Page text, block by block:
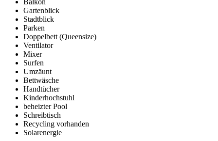
Gartenblick
Stadtblick
Parken
Doppelbett (Queensize)
Ventilator
Mixer
Surfen
Umzäunt
Bettwäsche
Handtücher
Kinderhochstuhl
beheizter Pool
Schreibtisch
Recycling vorhanden
Solarenergie